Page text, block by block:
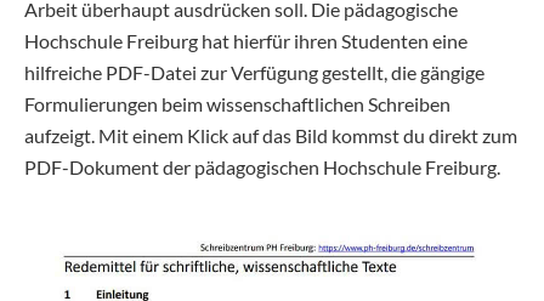
Arbeit überhaupt ausdrücken soll. Die pädagogische
Hochschule Freiburg hat hierfür ihren Studenten eine
hilfreiche PDF-Datei zur Verfügung gestellt, die gängige
Formulierungen beim wissenschaftlichen Schreiben
aufzeigt. Mit einem Klick auf das Bild kommst du direkt zum
PDF-Dokument der pädagogischen Hochschule Freiburg.